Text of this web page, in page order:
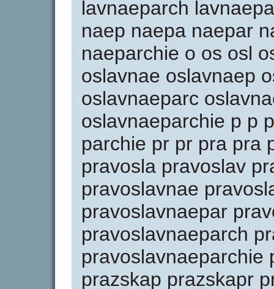
lavnaeparch
naep naepa naepar
naeparchie o os osl
oslavnae oslavnaep
oslavnaeparc
oslavnaeparchie p p
parchie pr pr pra pra
pravosla pravoslav
pravoslavnae
pravoslavnaepar
pravoslavnaeparch
pravoslavnaeparchie
prazskap prazskapr